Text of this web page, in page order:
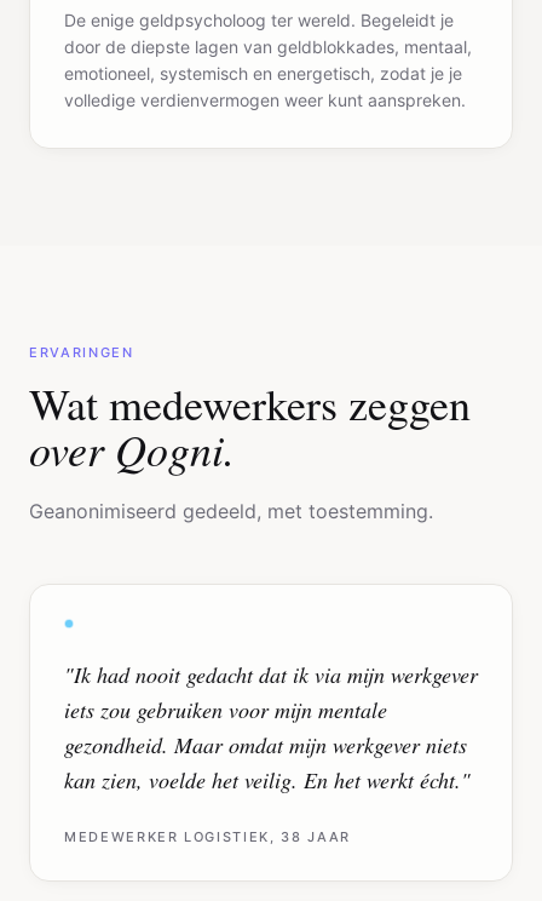
De enige geldpsycholoog ter wereld. Begeleidt je
door de diepste lagen van geldblokkades, mentaal,
emotioneel, systemisch en energetisch, zodat je je
volledige verdienvermogen weer kunt aanspreken.
ERVARINGEN
Wat medewerkers zeggen
over Qogni.
Geanonimiseerd gedeeld, met toestemming.
"Ik had nooit gedacht dat ik via mijn werkgever
iets zou gebruiken voor mijn mentale
gezondheid. Maar omdat mijn werkgever niets
kan zien, voelde het veilig. En het werkt écht."
MEDEWERKER LOGISTIEK, 38 JAAR